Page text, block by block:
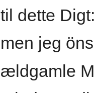
til dette
men jeg
ældgamle